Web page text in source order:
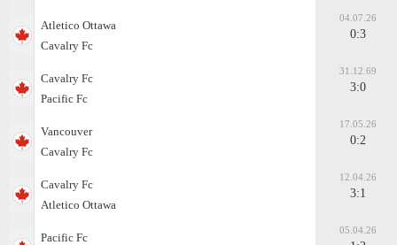
Atletico Ottawa
Cavalry Fc
04.07.26
0:3
Cavalry Fc
Pacific Fc
31.12.69
3:0
Vancouver
Cavalry Fc
17.05.26
0:2
Cavalry Fc
Atletico Ottawa
12.04.26
3:1
Pacific Fc
05.04.26